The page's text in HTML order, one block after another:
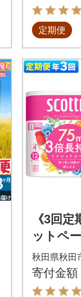
定期便
《3回
ットペ
ち 24個
c-
秋田県秋田
寄付金額